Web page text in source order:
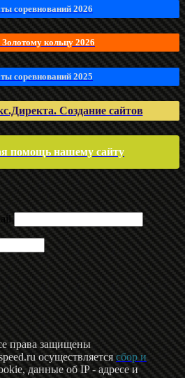
соревнований 2026
кольцу 2026
соревнований 2025
Создание сайтов
помощь нашему сайту
права защищены
осуществляетсясбор и
данные об IP - адресе и